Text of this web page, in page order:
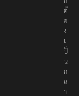
ต้
อ
ง
เ
ป็
น
ก
ล
า